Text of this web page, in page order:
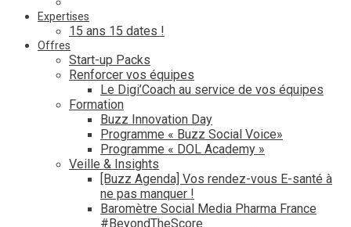
Expertises
15 ans 15 dates !
Offres
Start-up Packs
Renforcer vos équipes
Le Digi’Coach au service de vos équipes
Formation
Buzz Innovation Day
Programme « Buzz Social Voice»
Programme « DOL Academy »
Veille & Insights
[Buzz Agenda] Vos rendez-vous E-santé à
ne pas manquer !
Baromètre Social Media Pharma France
#BeyondTheScore